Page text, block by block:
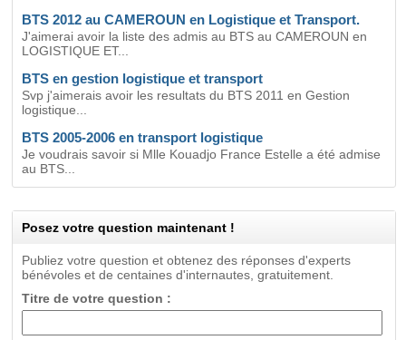
BTS 2012 au CAMEROUN en Logistique et Transport.
J'aimerai avoir la liste des admis au BTS au CAMEROUN en
LOGISTIQUE ET...
BTS en gestion logistique et transport
Svp j'aimerais avoir les resultats du BTS 2011 en Gestion
logistique...
BTS 2005-2006 en transport logistique
Je voudrais savoir si Mlle Kouadjo France Estelle a été admise
au BTS...
Posez votre question maintenant !
Publiez votre question et obtenez des réponses d'experts
bénévoles et de centaines d'internautes, gratuitement.
Titre de votre question :